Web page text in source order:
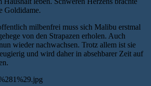
Goldidame.
milbenfrei muss sich Malibu erstmal
von den Strapazen erholen. Auch
wieder nachwachsen. Trotz allem ist sie
und wird daher in absehbarer Zeit auf